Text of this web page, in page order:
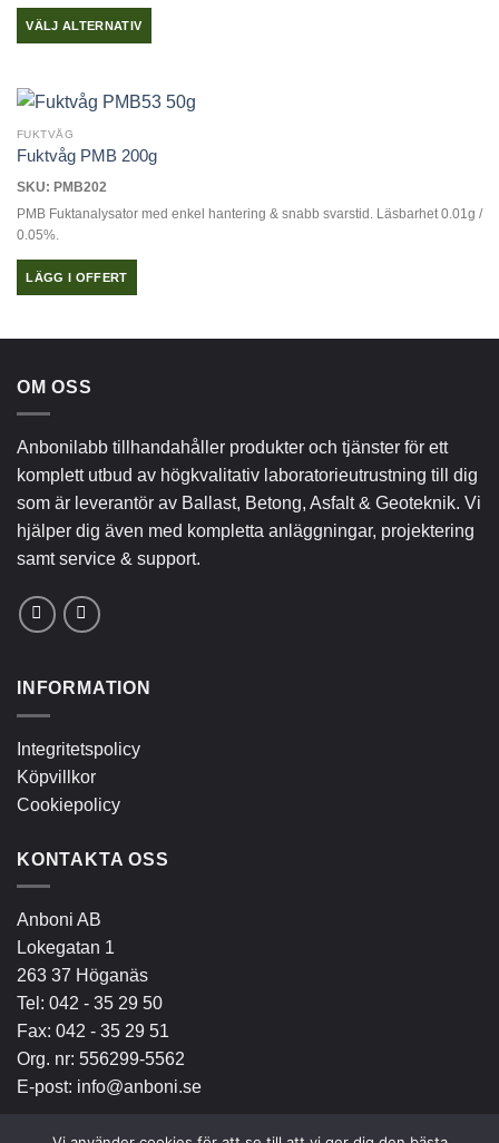
VÄLJ ALTERNATIV
produkten
flera
De
olika
alternativen
kan
produktsidan
FUKTVÅG
Fuktvåg PMB 200g
SKU: PMB202
PMB Fuktanalysator med enkel hantering & snabb svarstid. Läsbarhet 0.01g /
0.05%.
LÄGG I OFFERT
OM OSS
Anbonilabb tillhandahåller produkter och tjänster för ett
komplett utbud av högkvalitativ laboratorieutrustning till dig
som är leverantör av Ballast, Betong, Asfalt & Geoteknik. Vi
hjälper dig även med kompletta anläggningar, projektering
samt service & support.
INFORMATION
Integritetspolicy
Köpvillkor
Cookiepolicy
KONTAKTA OSS
Anboni AB
Lokegatan 1
263 37 Höganäs
Tel: 042 - 35 29 50
Fax: 042 - 35 29 51
Org. nr: 556299-5562
E-post: info@anboni.se